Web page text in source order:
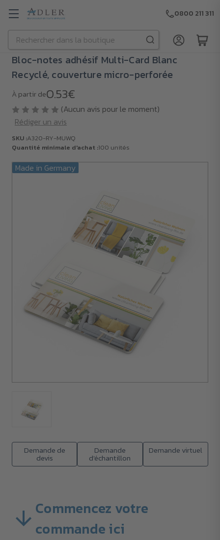
Passer au contenu principal
Rechercher
0800 211 311
Made in Germany
Demande de
devis
Demande
d'échantillon
Demande virtuel
Bloc-notes adhésif Multi-Card Blanc
Recyclé, couverture micro-perforée
À partir de0.53€
(Aucun avis pour le moment)
Rédiger un avis
SKU :A320-RY-MUWQ
Quantité minimale d'achat :100 unités
SKU :
Commencez votre
commande ici